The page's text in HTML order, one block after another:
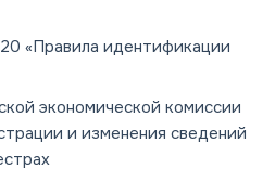
«Правила идентификации
экономической комиссии
и изменения сведений